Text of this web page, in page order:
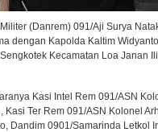
(Danrem) 091/Aji Surya
dengan Kapolda Kaltim
Kecamatan Loa Janan
Kasi Intel Rem 091/ASN
Kasi Ter Rem 091/ASN Kolonel
Dandim 0901/Samarinda Letkol